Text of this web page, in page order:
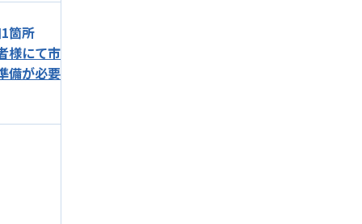
箇所
様にて市
備が必要